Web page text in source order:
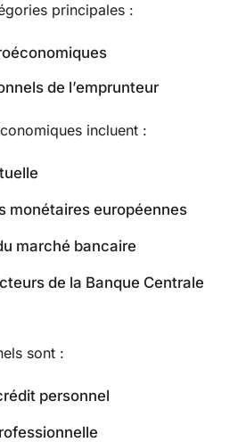
principales :
de l’emprunteur
incluent :
monétaires européennes
marché bancaire
de la Banque Centrale
sont :
personnel